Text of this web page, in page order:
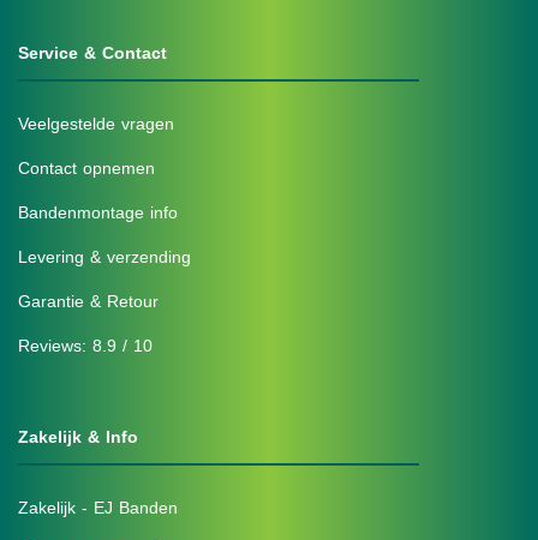
Service & Contact
Veelgestelde vragen
Contact opnemen
Bandenmontage info
Levering & verzending
Garantie & Retour
Reviews: 8.9 / 10
Zakelijk & Info
Zakelijk - EJ Banden